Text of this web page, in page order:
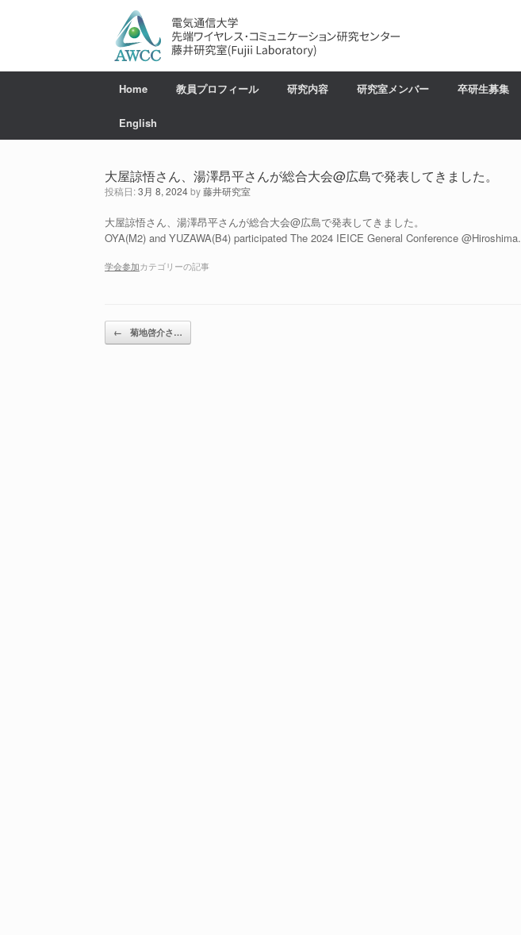
ツ
プ
Home 教員プロフィール 研究内容 研究室メンバー 卒研生募集
English
大屋諒悟さん、湯澤昂平さんが総合大会@広島で発表してきました。
投稿日:3月 8, 2024by藤井研究室
大屋諒悟さん、湯澤昂平さんが総合大会@広島で発表してきました。
OYA(M2) and YUZAWA(B4) participated The 2024 IEICE General Conference @Hiroshima.
学会参加カテゴリーの記事
投稿ナビゲーション
← 菊地啓介さ…